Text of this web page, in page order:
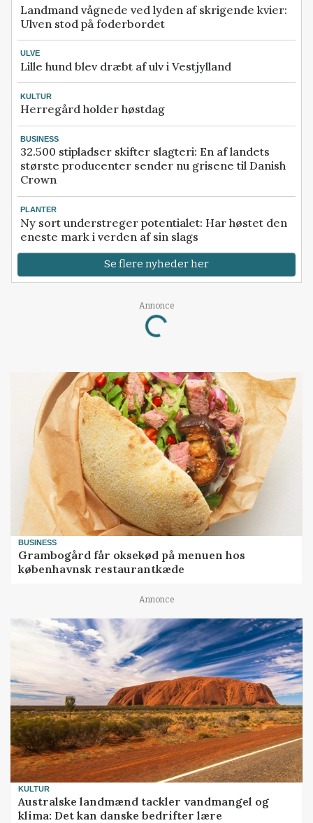
Landmand vågnede ved lyden af skrigende kvier:
Ulven stod på foderbordet
ULVE
Lille hund blev dræbt af ulv i Vestjylland
KULTUR
Herregård holder høstdag
BUSINESS
32.500 stipladser skifter slagteri: En af landets
største producenter sender nu grisene til Danish
Crown
PLANTER
Ny sort understreger potentialet: Har høstet den
eneste mark i verden af sin slags
Se flere nyheder her
Annonce
Loading...
BUSINESS
Grambogård får oksekød på menuen hos
københavnsk restaurantkæde
Annonce
KULTUR
Australske landmænd tackler vandmangel og
klima: Det kan danske bedrifter lære